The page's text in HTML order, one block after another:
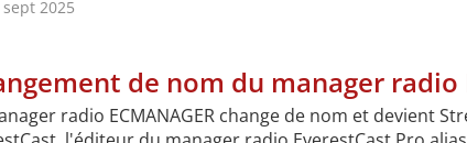
2025
de nom du manager radio
radio ECMANAGER change de nom et devient